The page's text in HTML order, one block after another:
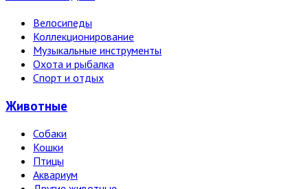
Велосипеды
Коллекционирование
Музыкальные инструменты
Охота и рыбалка
Спорт и отдых
Животные
Собаки
Кошки
Птицы
Аквариум